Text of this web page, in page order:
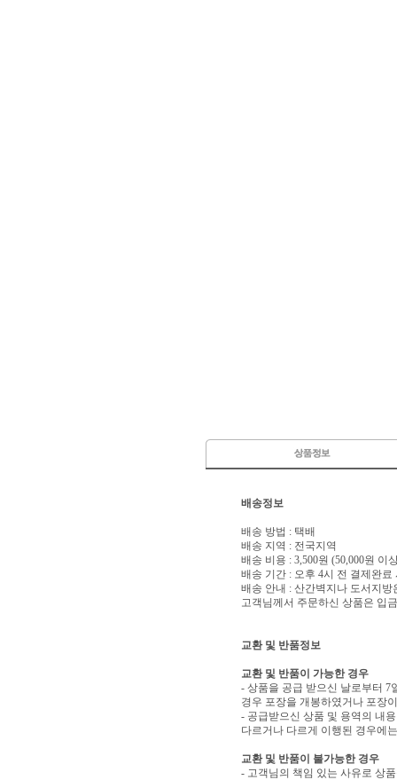
배송정보
배송 방법 : 택배
배송 지역 : 전국지역
배송 비용 : 3,500원 (50,000원 이
배송 기간 : 오후 4시 전 결제완료
배송 안내 : 산간벽지나 도서지
고객님께서 주문하신 상품은 입
교환 및 반품정보
교환 및 반품이 가능한 경우
- 상품을 공급 받으신 날로부터 7
경우 포장을 개봉하였거나 포장
- 공급받으신 상품 및 용역의 내
다르거나 다르게 이행된 경우에
교환 및 반품이 불가능한 경우
- 고객님의 책임 있는 사유로 상